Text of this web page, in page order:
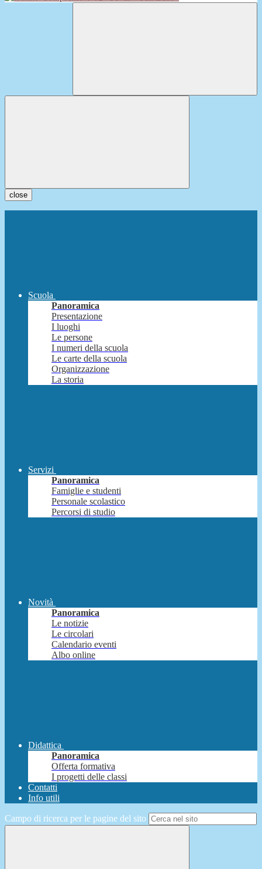
close
Scuola
Panoramica
Presentazione
I luoghi
Le persone
I numeri della scuola
Le carte della scuola
Organizzazione
La storia
Servizi
Panoramica
Famiglie e studenti
Personale scolastico
Percorsi di studio
Novità
Panoramica
Le notizie
Le circolari
Calendario eventi
Albo online
Didattica
Panoramica
Offerta formativa
I progetti delle classi
Contatti
Info utili
Campo di ricerca per le pagine del sito